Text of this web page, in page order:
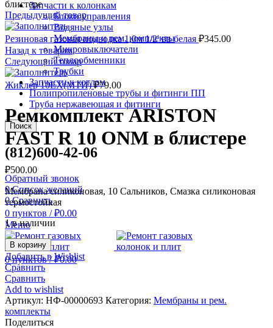
Запчасти к колонкам
Блоки управления
Водяные узлы
Мембраны и рем. комплекты
Микровыключатели
Теплообменники
Трубки
Запчасти к котлам
Полипропиленовые трубы и фитинги ПП
Труба нержавеющая и фитинги
Поиск
(812)600-42-06
Обратный звонок
0Список желаний
0 Сравнить
0 пунктов / ₽0.00
Меню
0пунктов / ₽0.00
блистере
Предыдущий товар
Резиновая газовая подводка 1,0м 1/2' вв белая ₽345.00
Назад к товарам
Следующий товар
Жиклер 10ЕХ(МТИ)₽79.00
Ремкомплект ARISTON
FAST R 10 ONM в блистере
₽500.00
Мембрана силиконовая, 10 Сальников, Смазка силиконовая
термостойкая
1 в наличии
В корзину
Добавить в Wishlist
Сравнить
Сравнить
Add to wishlist
Артикул: НФ-00000693 Категория: Мембраны и рем.
комплекты
Поделиться